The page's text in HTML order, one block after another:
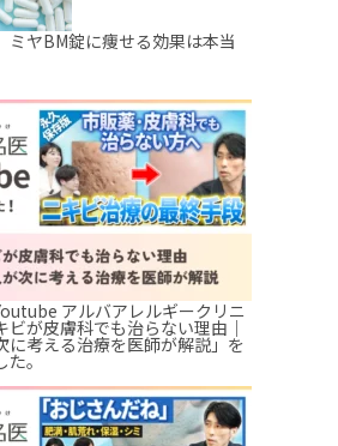
ミヤBM錠に痩せる効果は本当
アルバアレルギークリニ
ビが皮膚科でも治らない理由｜
に考える治療を医師が解説」を
。